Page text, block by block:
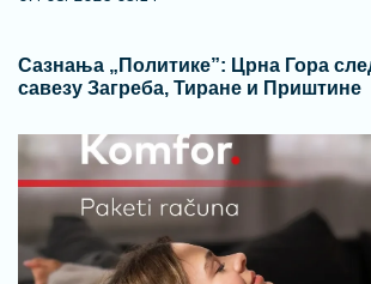
Сазнања „Политике”: Црна Гора
савезу Загреба, Тиране и Приштине